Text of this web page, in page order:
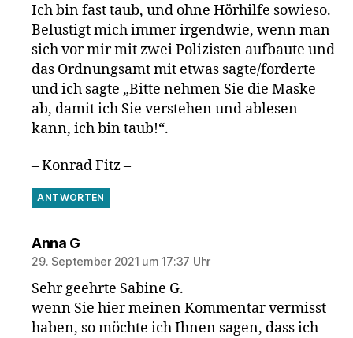
Ich bin fast taub, und ohne Hörhilfe sowieso.
Belustigt mich immer irgendwie, wenn man
sich vor mir mit zwei Polizisten aufbaute und
das Ordnungsamt mit etwas sagte/forderte
und ich sagte „Bitte nehmen Sie die Maske
ab, damit ich Sie verstehen und ablesen
kann, ich bin taub!“.
– Konrad Fitz –
ANTWORTEN
Anna Gsagt:
29. September 2021 um 17:37 Uhr
Sehr geehrte Sabine G.
wenn Sie hier meinen Kommentar vermisst
haben, so möchte ich Ihnen sagen, dass ich